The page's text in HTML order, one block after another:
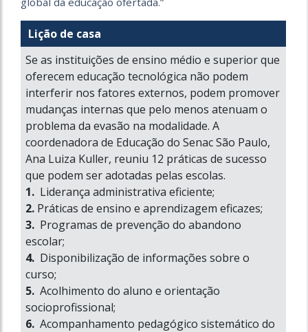
Lição de casa
Se as instituições de ensino médio e superior que
oferecem educação tecnológica não podem
interferir nos fatores externos, podem promover
mudanças internas que pelo menos atenuam o
problema da evasão na modalidade. A
coordenadora de Educação do Senac São Paulo,
Ana Luiza Kuller, reuniu 12 práticas de sucesso
que podem ser adotadas pelas escolas.
1. Liderança administrativa eficiente;
2. Práticas de ensino e aprendizagem eficazes;
3. Programas de prevenção do abandono
escolar;
4. Disponibilização de informações sobre o
curso;
5. Acolhimento do aluno e orientação
socioprofissional;
6. Acompanhamento pedagógico sistemático do